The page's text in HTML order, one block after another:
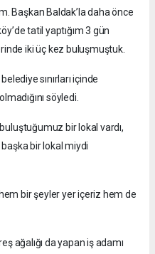
Başkan Baldak’la daha önce
tatil yaptığım 3 gün
iki üç kez buluşmuştuk.
sınırları içinde
söyledi.
bir lokal vardı,
bir lokal miydi
bir şeyler yer içeriz hem de
ağalığı da yapan iş adamı